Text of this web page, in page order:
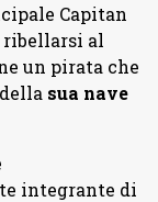
Capitan
ribellarsi al
un pirata che
sua nave
integrante di